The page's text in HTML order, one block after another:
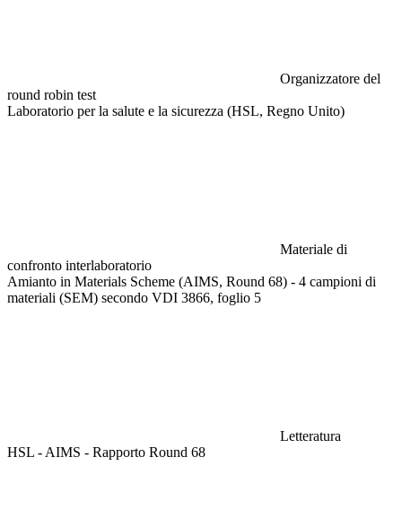
Organizzatore del
round robin test
Laboratorio per la salute e la sicurezza (HSL, Regno Unito)
Materiale di
confronto interlaboratorio
Amianto in Materials Scheme (AIMS, Round 68) - 4 campioni di
materiali (SEM) secondo VDI 3866, foglio 5
Letteratura
HSL - AIMS - Rapporto Round 68